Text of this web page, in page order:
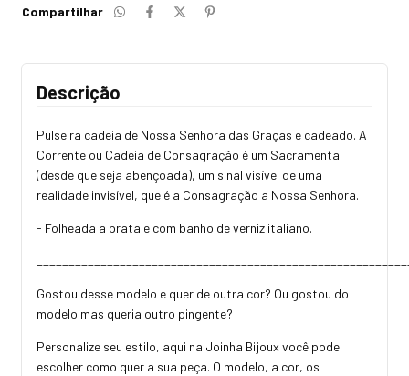
Compartilhar
Descrição
Pulseira cadeia de Nossa Senhora das Graças e cadeado. A
Corrente ou Cadeia de Consagração é um Sacramental
(desde que seja abençoada), um sinal visível de uma
realidade invisível, que é a Consagração a Nossa Senhora.
- Folheada a prata e com banho de verniz italiano.
Gostou desse modelo e quer de outra cor? Ou gostou do
modelo mas queria outro pingente?
Personalize seu estilo, aqui na Joinha Bijoux você pode
escolher como quer a sua peça. O modelo, a cor, os